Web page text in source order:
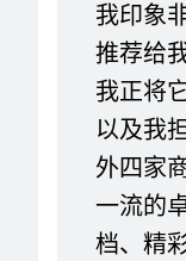
我印象
推荐给
我正将
以及我
外四家
一流的
档、精